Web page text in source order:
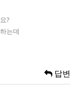
?
는데
답변